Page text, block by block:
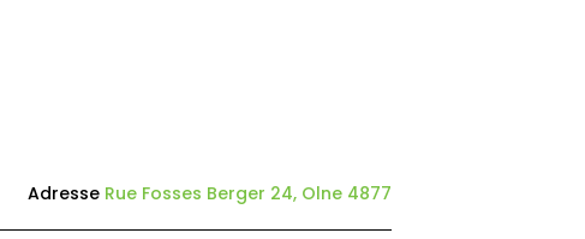
Adresse Rue Fosses Berger 24, Olne 4877